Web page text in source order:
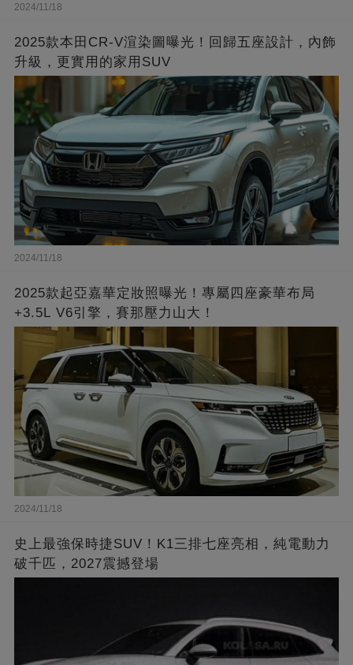
2024/11/18
2025款本田CR-V渲染圖曝光！回歸五座設計，內飾
升級，更實用的家用SUV
2024/11/18
2025款起亞嘉華定妝照曝光！專屬四座豪華布局
+3.5L V6引擎，賽那壓力山大！
2024/11/18
史上最強保時捷SUV！K1三排七座亮相，純電動力
破千匹，2027震撼登場